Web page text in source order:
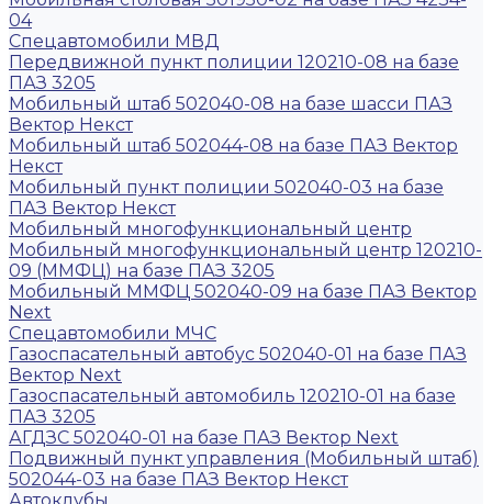
04
Спецавтомобили МВД
Передвижной пункт полиции 120210-08 на базе
ПАЗ 3205
Мобильный штаб 502040-08 на базе шасси ПАЗ
Вектор Некст
Мобильный штаб 502044-08 на базе ПАЗ Вектор
Некст
Мобильный пункт полиции 502040-03 на базе
ПАЗ Вектор Некст
Мобильный многофункциональный центр
Мобильный многофункциональный центр 120210-
09 (ММФЦ) на базе ПАЗ 3205
Мобильный ММФЦ 502040-09 на базе ПАЗ Вектор
Next
Спецавтомобили МЧС
Газоспасательный автобус 502040-01 на базе ПАЗ
Вектор Next
Газоспасательный автомобиль 120210-01 на базе
ПАЗ 3205
АГДЗС 502040-01 на базе ПАЗ Вектор Next
Подвижный пункт управления (Мобильный штаб)
502044-03 на базе ПАЗ Вектор Некст